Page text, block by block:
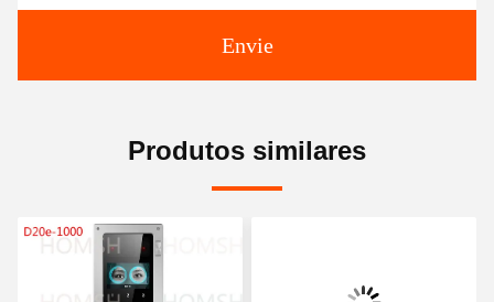
Envie
Produtos similares